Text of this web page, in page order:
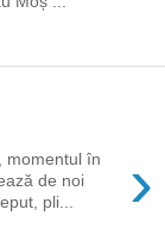
›
momentul în
de noi
pli...